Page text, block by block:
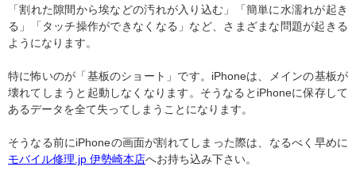
「割れた隙間から埃などの汚れが入り込む」「簡単に水濡れが起き
る」「タッチ操作ができなくなる」など、さまざまな問題が起きる
ようになります。
特に怖いのが「基板のショート」です。iPhoneは、メインの基板が
壊れてしまうと起動しなくなります。そうなるとiPhoneに保存して
あるデータを全て失ってしまうことになります。
そうなる前にiPhoneの画面が割れてしまった際は、なるべく早めに
モバイル修理.jp 伊勢崎本店へお持ち込み下さい。